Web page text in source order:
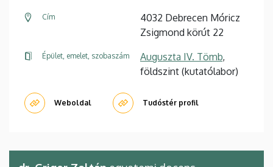
Cím
4032 Debrecen Móricz
Zsigmond körút 22
Épület, emelet, szobaszám Auguszta IV. Tömb,
földszint (kutatólabor)
Weboldal Tudóstér profil